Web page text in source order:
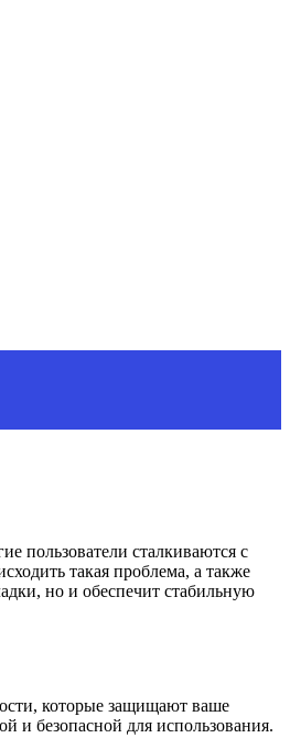
пользователи сталкиваются с
такая проблема, а также
но и обеспечит стабильную
которые защищают ваше
и безопасной для использования.